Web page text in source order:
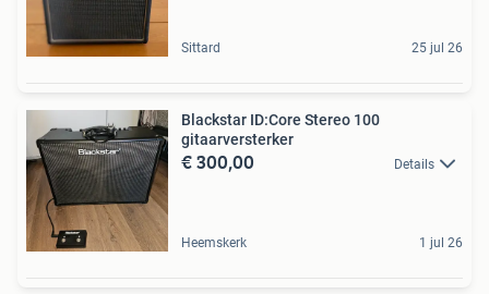
Sittard 25 jul 26
Blackstar ID:Core Stereo 100
gitaarversterker
€ 300,00 Details
Heemskerk 1 jul 26